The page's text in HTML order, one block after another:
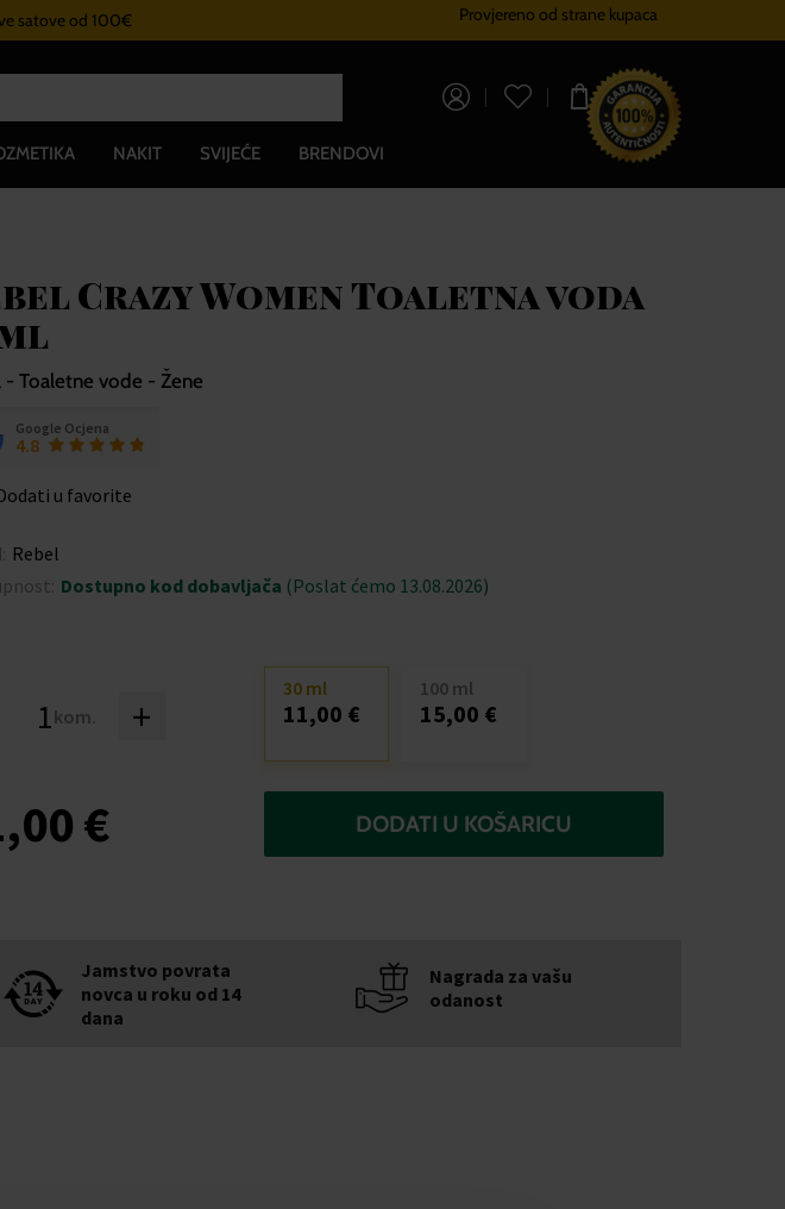
satove od 100€ Sustav vjernostiProvjereno od strane kupaca
0,00 €
NAKIT SVIJEĆE BRENDOVI
Crazy Women Toaletna voda
Toaletne vode - Žene
Google Ocjena
4.8
u favorite
Rebel
Dostupno kod dobavljača (Poslat ćemo 13.08.2026)
kom. +
30 ml
11,00 €
100 ml
15,00 €
€ DODATI U KOŠARICU
Jamstvo povrata
novca u roku od 14
dana
Nagrada za vašu
odanost